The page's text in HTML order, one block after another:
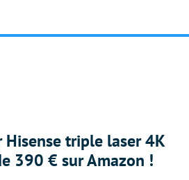
triple laser 4K
390 € sur Amazon !